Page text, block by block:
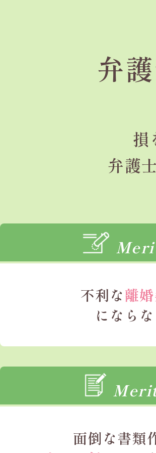
弁
損
弁護
不利な離
になら
面倒な書類